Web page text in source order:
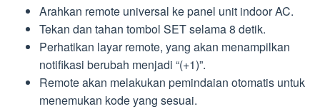
Arahkan remote universal ke panel unit indoor AC.
Tekan dan tahan tombol SET selama 8 detik.
Perhatikan layar remote, yang akan menampilkan
notifikasi berubah menjadi “(+1)”.
Remote akan melakukan pemindaian otomatis untuk
menemukan kode yang sesuai.